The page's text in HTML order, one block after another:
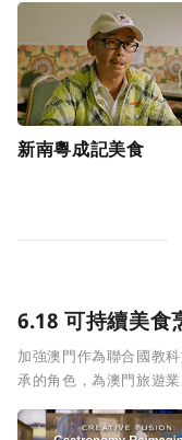
新南粵成記美食
6.18 可持續美食
加強澳門作為聯合國教
承的角色，為澳門旅遊